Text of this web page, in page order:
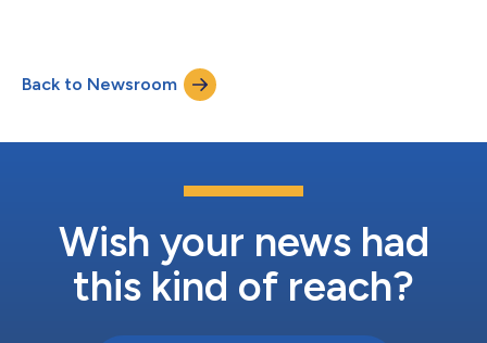
配送、订单管理、整箱拣...
里达州莱克兰和杰克逊维尔、乔治亚州麦克唐纳、俄克拉何马州埃
德蒙、特拉华州纽卡斯尔、威斯康辛州沃基肖以及马里兰州联邦堡
等地的设施中提供约115,000个托盘位置。 这笔交易是Lineage与
Burris手中收购了弗吉尼亚州林德赫斯特和佛罗里达州海恩斯市的
代表了我们与Burris长期合作关系中建立的信任和良好的业绩记
录，这证明了Lineage是该行业的首选收购方。就像我们之前从
Back to Newsroom
Wish your news had
this kind of reach?